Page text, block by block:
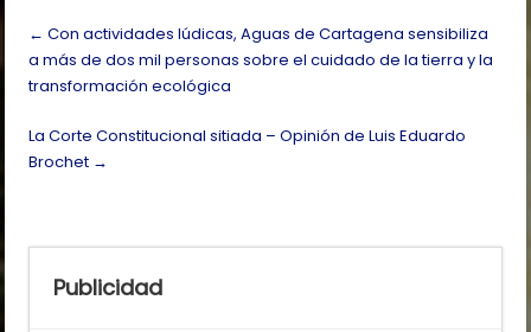
Post
navigation
← Con actividades lúdicas, Aguas de Cartagena sensibiliza
a más de dos mil personas sobre el cuidado de la tierra y la
transformación ecológica
La Corte Constitucional sitiada – Opinión de Luis Eduardo
Brochet →
Publicidad